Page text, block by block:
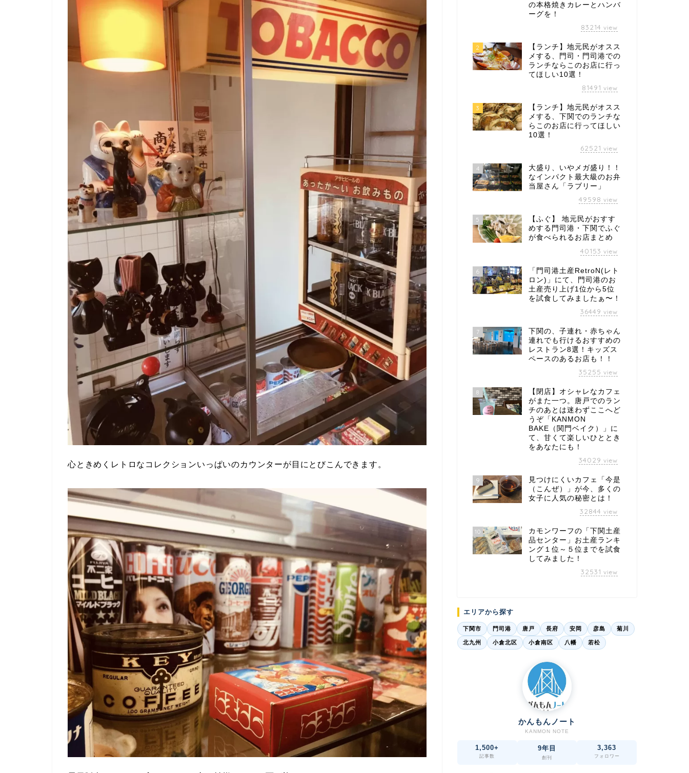
心ときめくレトロなコレクションいっぱいのカウンターが目にとびこんできます。
の本格焼きカレーとハンバ
ーグを！
83214 view
2
【ランチ】地元民がオスス
メする、門司・門司港での
ランチならこのお店に行っ
てほしい10選！
81491 view
3
【ランチ】地元民がオスス
メする、下関でのランチな
らこのお店に行ってほしい
10選！
62521 view
4
大盛り、いやメガ盛り！！
なインパクト最大級のお弁
当屋さん「ラブリー」
49598 view
5
【ふぐ】 地元民がおすす
めする門司港・下関でふぐ
が食べられるお店まとめ
40153 view
6
「門司港土産RetroN(レト
ロン)」にて、門司港のお
土産売り上げ1位から5位
を試食してみましたぁ〜！
36449 view
7
下関の、子連れ・赤ちゃん
連れでも行けるおすすめの
レストラン8選！キッズス
ペースのあるお店も！！
35255 view
8
【閉店】オシャレなカフェ
がまた一つ。唐戸でのラン
チのあとは迷わずここへど
うぞ「KANMON
BAKE（関門ベイク）」に
て、甘くて楽しいひととき
をあなたにも！
34029 view
9
見つけにくいカフェ「今是
（こんぜ）」が今、多くの
女子に人気の秘密とは！
32844 view
10
カモンワーフの「下関土産
品センター」お土産ランキ
ング１位～５位までを試食
してみました！
32531 view
エリアから探す
下関市 門司港 唐戸 長府 安岡 彦島 菊川
北九州 小倉北区 小倉南区 八幡 若松
かんもんノート
KANMON NOTE
1,500+
記事数
9年目
創刊
3,363
フォロワー